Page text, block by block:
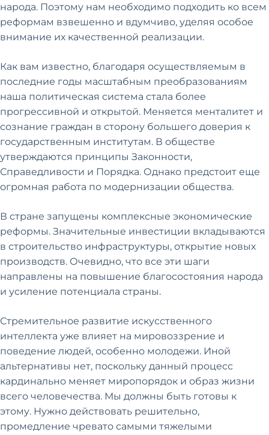
народа. Поэтому нам необходимо подходить ко всем
реформам взвешенно и вдумчиво, уделяя особое
внимание их качественной реализации.
Как вам известно, благодаря осуществляемым в
последние годы масштабным преобразованиям
наша политическая система стала более
прогрессивной и открытой. Меняется менталитет и
сознание граждан в сторону большего доверия к
государственным институтам. В обществе
утверждаются принципы Законности,
Справедливости и Порядка. Однако предстоит еще
огромная работа по модернизации общества.
В стране запущены комплексные экономические
реформы. Значительные инвестиции вкладываются
в строительство инфраструктуры, открытие новых
производств. Очевидно, что все эти шаги
направлены на повышение благосостояния народа
и усиление потенциала страны.
Стремительное развитие искусственного
интеллекта уже влияет на мировоззрение и
поведение людей, особенно молодежи. Иной
альтернативы нет, поскольку данный процесс
кардинально меняет миропорядок и образ жизни
всего человечества. Мы должны быть готовы к
этому. Нужно действовать решительно,
промедление чревато самыми тяжелыми